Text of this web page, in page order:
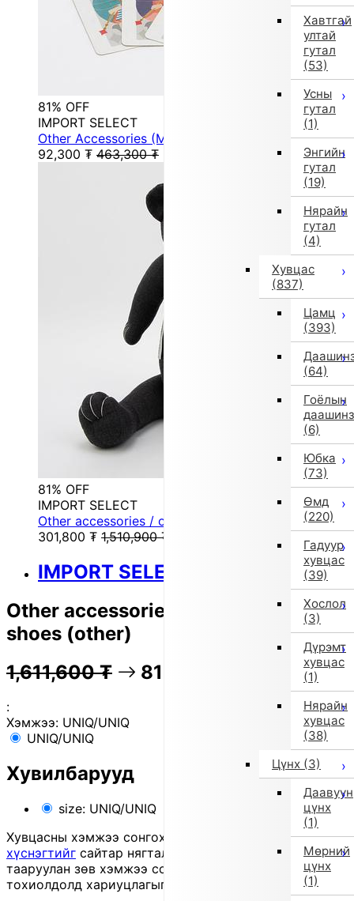
Хавтгай
ултай
гутал
(53)
Усны
гутал
(1)
Энгийн
гутал
(19)
Нярайн
гутал
(4)
Хувцас
(837)
Цамц
(393)
(64)
Гоёлын
даашинз
(6)
Юбка
(73)
Өмд
(220)
Гадуур
хувцас
(39)
Хослол
(3)
Дүрэмт
хувцас
(1)
Нярайн
хувцас
(38)
Цүнх (3)
Даавуун
цүнх
(1)
Мөрний
цүнх
(1)
81% OFF
IMPORT SELECT
Other Accessories (Multicolor)
92,300 ₮ 463,300 ₮
81% OFF
IMPORT SELECT
Other accessories / other general shoes (other)
301,800 ₮ 1,510,900 ₮
IMPORT SELECT
Other accessories / other general
shoes (other)
1,611,600 ₮ 81% OFF 321,900 ₮
:
Хэмжээ: UNIQ/UNIQ
UNIQ/UNIQ
Хувилбарууд
size: UNIQ/UNIQ
Хувцасны хэмжээ сонгохдоо
хэмжээ сонгох
хүснэгтийг сайтар нягталж, биеийн хэмжээтэйгээ
тааруулан зөв хэмжээ сонгоно уу, хувцас таарахгүй
тохиолдолд хариуцлагыг захиалагч өөрөө хүлээнэ.